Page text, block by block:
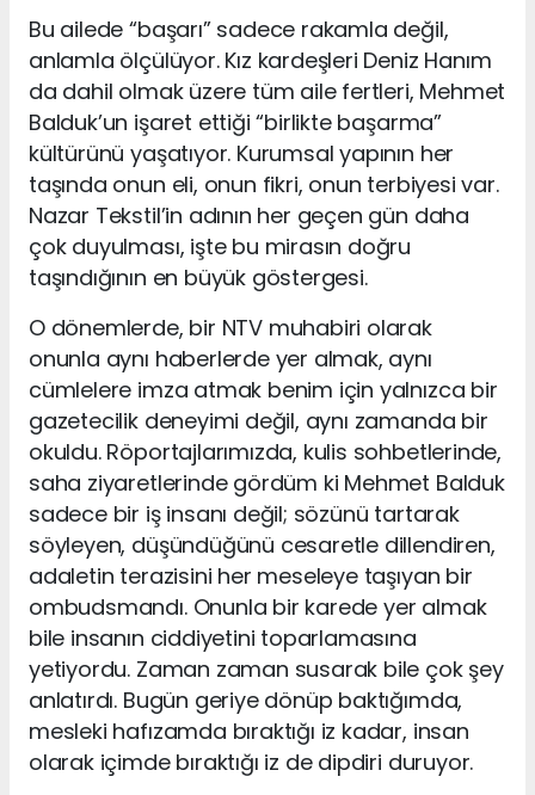
Bu ailede “başarı” sadece rakamla değil,
anlamla ölçülüyor. Kız kardeşleri Deniz Hanım
da dahil olmak üzere tüm aile fertleri, Mehmet
Balduk’un işaret ettiği “birlikte başarma”
kültürünü yaşatıyor. Kurumsal yapının her
taşında onun eli, onun fikri, onun terbiyesi var.
Nazar Tekstil’in adının her geçen gün daha
çok duyulması, işte bu mirasın doğru
taşındığının en büyük göstergesi.
O dönemlerde, bir NTV muhabiri olarak
onunla aynı haberlerde yer almak, aynı
cümlelere imza atmak benim için yalnızca bir
gazetecilik deneyimi değil, aynı zamanda bir
okuldu. Röportajlarımızda, kulis sohbetlerinde,
saha ziyaretlerinde gördüm ki Mehmet Balduk
sadece bir iş insanı değil; sözünü tartarak
söyleyen, düşündüğünü cesaretle dillendiren,
adaletin terazisini her meseleye taşıyan bir
ombudsmandı. Onunla bir karede yer almak
bile insanın ciddiyetini toparlamasına
yetiyordu. Zaman zaman susarak bile çok şey
anlatırdı. Bugün geriye dönüp baktığımda,
mesleki hafızamda bıraktığı iz kadar, insan
olarak içimde bıraktığı iz de dipdiri duruyor.